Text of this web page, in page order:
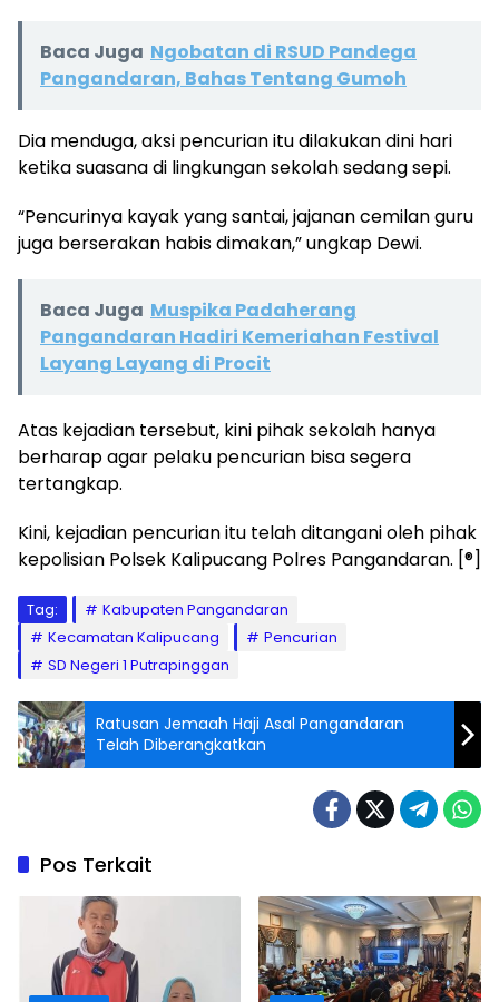
Baca Juga Ngobatan di RSUD Pandega
Pangandaran, Bahas Tentang Gumoh
Dia menduga, aksi pencurian itu dilakukan dini hari
ketika suasana di lingkungan sekolah sedang sepi.
“Pencurinya kayak yang santai, jajanan cemilan guru
juga berserakan habis dimakan,” ungkap Dewi.
Baca Juga Muspika Padaherang
Pangandaran Hadiri Kemeriahan Festival
Layang Layang di Procit
Atas kejadian tersebut, kini pihak sekolah hanya
berharap agar pelaku pencurian bisa segera
tertangkap.
Kini, kejadian pencurian itu telah ditangani oleh pihak
kepolisian Polsek Kalipucang Polres Pangandaran. [®]
Tag:
Kabupaten Pangandaran
Kecamatan Kalipucang
Pencurian
SD Negeri 1 Putrapinggan
Ratusan Jemaah Haji Asal Pangandaran
Telah Diberangkatkan
Pos Terkait